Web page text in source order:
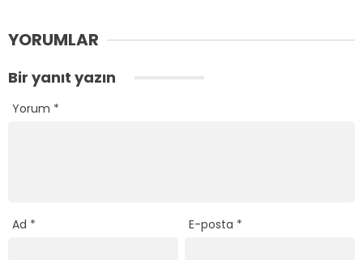
YORUMLAR
Bir yanıt yazın
Yorum *
Ad * E-posta *